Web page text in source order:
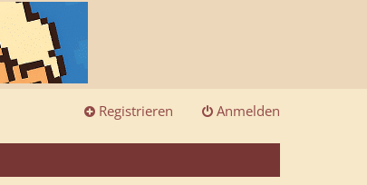
Anmelden
Registrieren